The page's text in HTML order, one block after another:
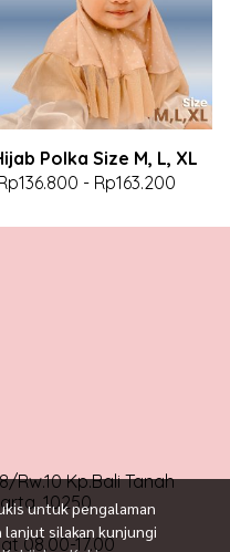
Polka Size M, L, XL
- Rp163.200
untuk pengalaman
silakan kunjungi
Rw.10 Kp.Bali Tanah
10250
08.00-17.00